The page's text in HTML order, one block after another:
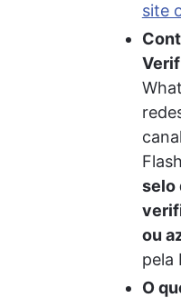
site
selo
ou
pela
O